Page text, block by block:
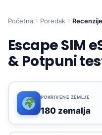
Početna Poredak
Escape SIM
& Potpuni
POKRIVENE ZEMLJE
180 zemalja